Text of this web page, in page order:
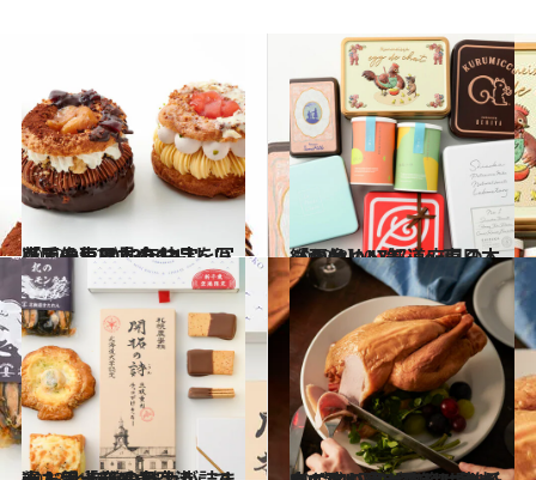
2022.12.23
【画像】2023年決定版！ 東日本のおいしい「手みやげ」全63品を写真で一気に見る！
グルメ 2022.3.10
【画像】47都道府県の「かわいい缶」～東日本総まとめ～
グルメ